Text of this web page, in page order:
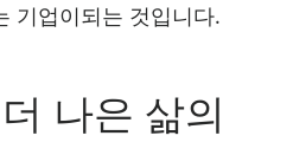
기업이되는 것입니다.
나은 삶의